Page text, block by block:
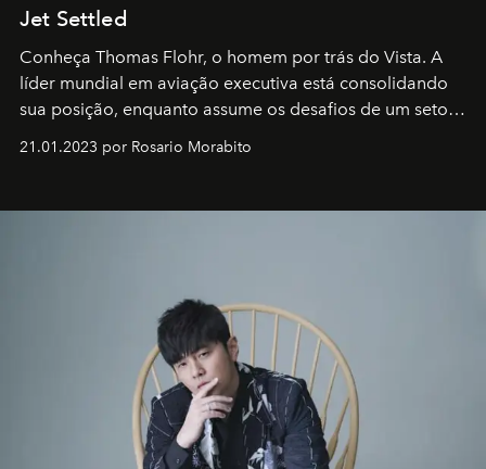
Jet Settled
Conheça Thomas Flohr, o homem por trás do Vista. A
líder mundial em aviação executiva está consolidando
sua posição, enquanto assume os desafios de um setor
em rápida evolução e redefinindo o conceito de luxo
21.01.2023 por Rosario Morabito